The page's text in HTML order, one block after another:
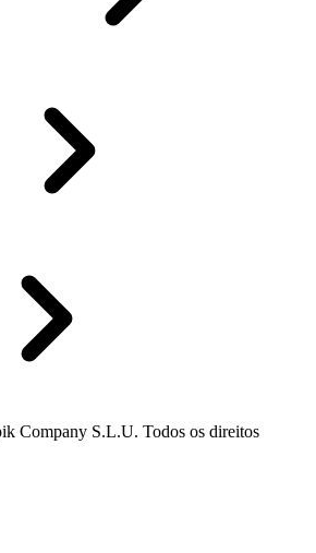
Company S.L.U. Todos os direitos